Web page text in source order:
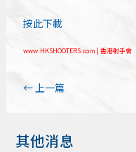
按此下載
www.HKSHOOTERS.com | 香港射手會
←上一篇
其他消息